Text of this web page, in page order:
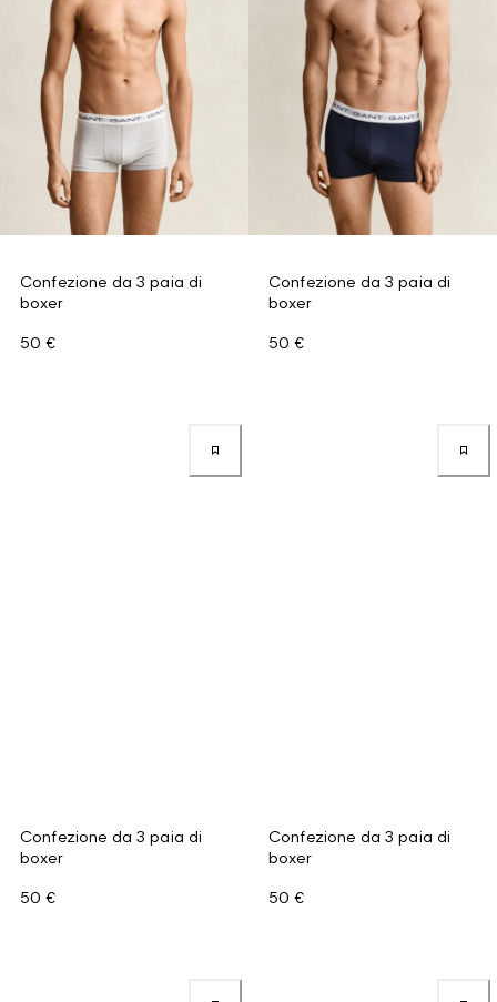
Confezione da 3 paia di
boxer
50 €
Confezione da 3 paia di
boxer
50 €
Confezione da 3 paia di
boxer
50 €
Confezione da 3 paia di
boxer
50 €